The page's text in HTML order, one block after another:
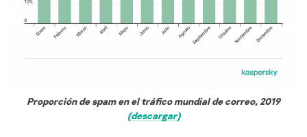
Proporción de spam en el tráfico mundial de correo, 2019
(descargar)